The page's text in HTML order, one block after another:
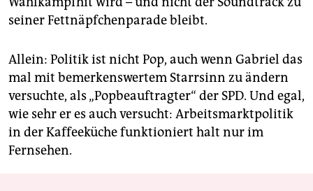
seiner Fettnäpfchenparade bleibt.
Allein: Politik ist nicht Pop, auch wenn Gabriel das
mal mit bemerkenswertem Starrsinn zu ändern
versuchte, als „Pop­beauftragter“ der SPD. Und egal,
wie sehr er es auch versucht: Arbeitsmarktpolitik
in der Kaffeeküche funktioniert halt nur im
Fernsehen.